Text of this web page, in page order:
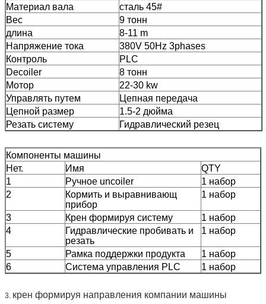
Материал вала
сталь 45#
Вес
9 тонн
длина
8-11 m
Напряжение тока
380V 50Hz 3phases
Контроль
PLC
Decoiler
8 тонн
Мотор
22-30 kw
Управлять путем
Цепная передача
Цепной размер
1.5-2 дюйма
Резать систему
Гидравлический резец
Компоненты машины
Нет.
Имя
QTY
1
Ручное uncoiler
1 набор
2
Кормить и выравнивающ
прибор
1 набор
3 Крен формируя систему
1 набор
4
Гидравлические пробивать и
резать
1 набор
5 Рамка поддержки продукта
1 набор
6
Система управления PLC 1 набор
3. крен формируя направления компании машины